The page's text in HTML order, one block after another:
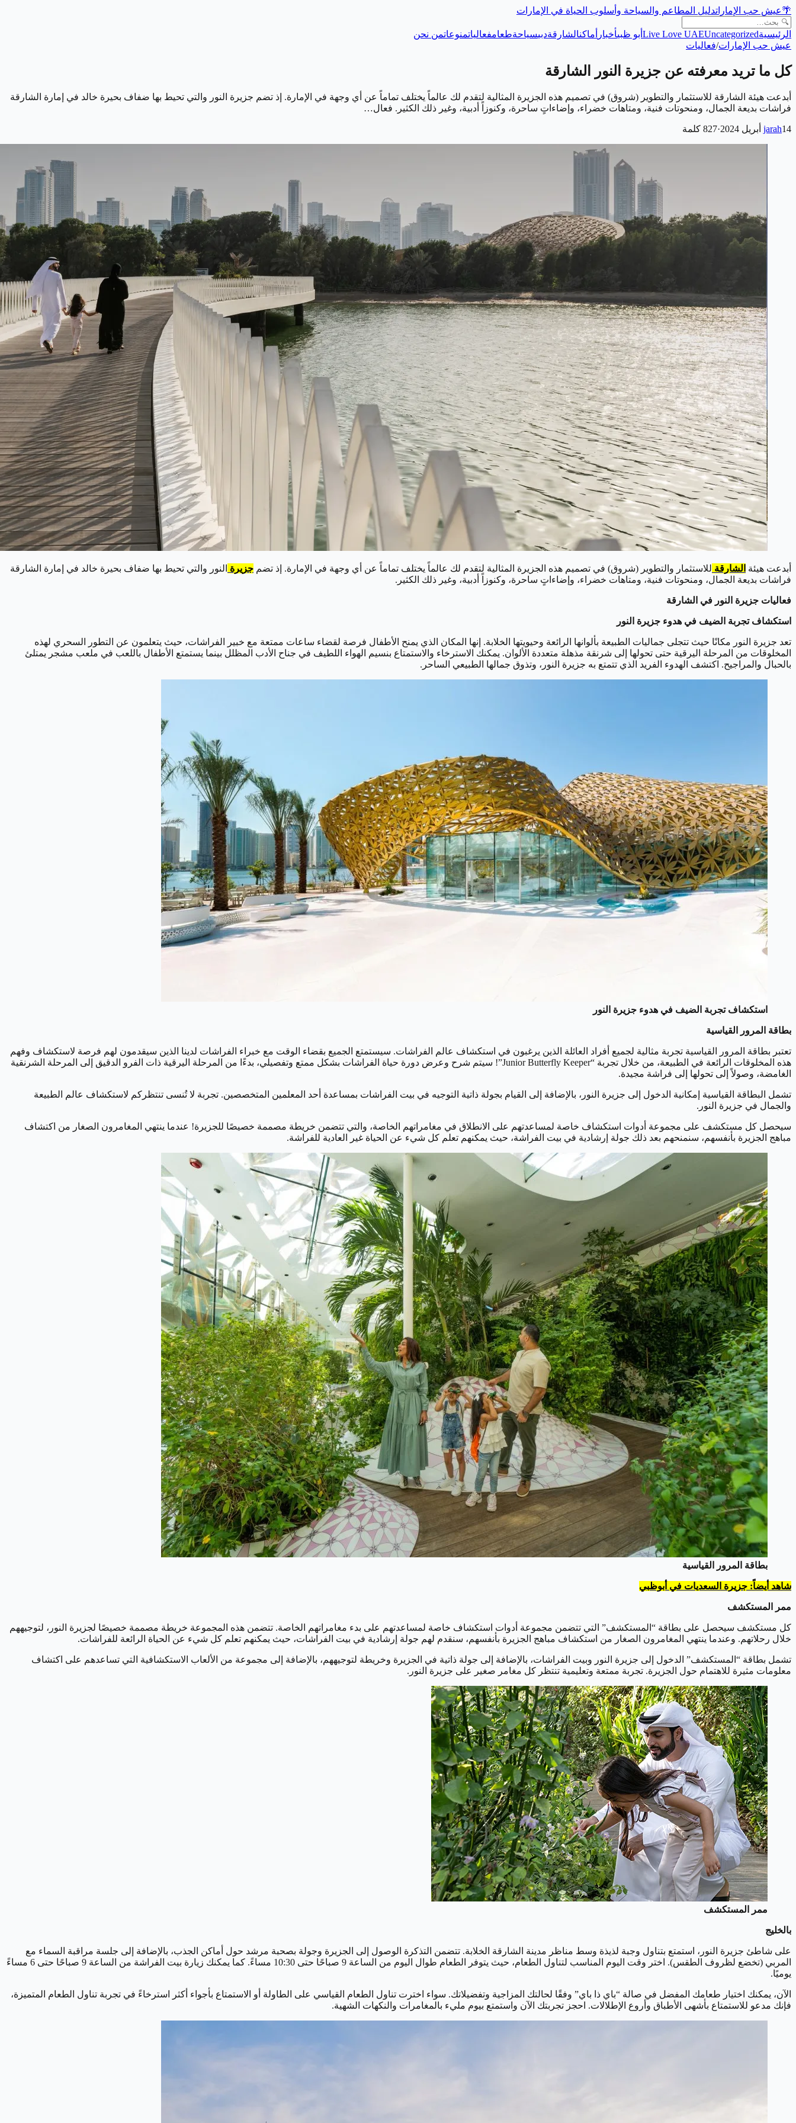
🌴عيش حب الإماراتدليل المطاعم والسياحة وأسلوب الحياة في الإمارات
الرئيسية Live Love UAEUncategorized أبو ظبيأخبار أماكنالشارقةدبيسياحةطعامفعالياتمنوعاتمن نحن
عيش حب الإمارات/فعاليات
كل ما تريد معرفته عن جزيرة النور الشارقة
أبدعت هيئة الشارقة للاستثمار والتطوير (شروق) في تصميم هذه الجزيرة المثالية لتقدم لك عالماً يختلف تماماً عن أي وجهة في الإمارة. إذ تضم جزيرة النور والتي تحيط بها ضفاف بحيرة خالد في إمارة الشارقة
فراشات بديعة الجمال، ومنحوتات فنية، ومتاهات خضراء، وإضاءاتٍ ساحرة، وكنوزاً أدبية، وغير ذلك الكثير. فعال…
jarah14 أبريل 2024 ·
827 كلمة
أبدعت هيئة الشارقة للاستثمار والتطوير (شروق) في تصميم هذه الجزيرة المثالية لتقدم لك عالماً يختلف تماماً عن أي وجهة في الإمارة. إذ تضم جزيرة النور والتي تحيط بها ضفاف بحيرة خالد في إمارة الشارقة
فراشات بديعة الجمال، ومنحوتات فنية، ومتاهات خضراء، وإضاءاتٍ ساحرة، وكنوزاً أدبية، وغير ذلك الكثير.
فعاليات جزيرة النور في الشارقة
استكشاف تجربة الضيف في هدوء جزيرة النور
تعد جزيرة النور مكانًا حيث تتجلى جماليات الطبيعة بألوانها الرائعة وحيويتها الخلابة. إنها المكان الذي يمنح الأطفال فرصة لقضاء ساعات ممتعة مع خبير الفراشات، حيث يتعلمون عن التطور السحري لهذه
المخلوقات من المرحلة اليرقية حتى تحولها إلى شرنقة مذهلة متعددة الألوان. يمكنك الاسترخاء والاستمتاع بنسيم الهواء اللطيف في جناح الأدب المظلل بينما يستمتع الأطفال باللعب في ملعب مشجر يمتلئ
بالحبال والمراجيح. اكتشف الهدوء الفريد الذي تتمتع به جزيرة النور، وتذوق جمالها الطبيعي الساحر.
استكشاف تجربة الضيف في هدوء جزيرة النور
بطاقة المرور القياسية
تعتبر بطاقة المرور القياسية تجربة مثالية لجميع أفراد العائلة الذين يرغبون في استكشاف عالم الفراشات. سيستمتع الجميع بقضاء الوقت مع خبراء الفراشات لدينا الذين سيقدمون لهم فرصة لاستكشاف وفهم
هذه المخلوقات الرائعة في الطبيعة، من خلال تجربة “Junior Butterfly Keeper”! سيتم شرح وعرض دورة حياة الفراشات بشكل ممتع وتفصيلي، بدءًا من المرحلة اليرقية ذات الفرو الدقيق إلى المرحلة الشرنقية
الغامضة، وصولاً إلى تحولها إلى فراشة مجيدة.
تشمل البطاقة القياسية إمكانية الدخول إلى جزيرة النور، بالإضافة إلى القيام بجولة ذاتية التوجيه في بيت الفراشات بمساعدة أحد المعلمين المتخصصين. تجربة لا تُنسى تنتظركم لاستكشاف عالم الطبيعة
والجمال في جزيرة النور.
سيحصل كل مستكشف على مجموعة أدوات استكشاف خاصة لمساعدتهم على الانطلاق في مغامراتهم الخاصة، والتي تتضمن خريطة مصممة خصيصًا للجزيرة! عندما ينتهي المغامرون الصغار من اكتشاف
مباهج الجزيرة بأنفسهم، سنمنحهم بعد ذلك جولة إرشادية في بيت الفراشة، حيث يمكنهم تعلم كل شيء عن الحياة غير العادية للفراشة.
بطاقة المرور القياسية
شاهد أيضاً: جزيرة السعديات في أبوظبي
ممر المستكشف
كل مستكشف سيحصل على بطاقة “المستكشف” التي تتضمن مجموعة أدوات استكشاف خاصة لمساعدتهم على بدء مغامراتهم الخاصة. تتضمن هذه المجموعة خريطة مصممة خصيصًا لجزيرة النور، لتوجيههم
خلال رحلاتهم. وعندما ينتهي المغامرون الصغار من استكشاف مباهج الجزيرة بأنفسهم، سنقدم لهم جولة إرشادية في بيت الفراشات، حيث يمكنهم تعلم كل شيء عن الحياة الرائعة للفراشات.
تشمل بطاقة “المستكشف” الدخول إلى جزيرة النور وبيت الفراشات، بالإضافة إلى جولة ذاتية في الجزيرة وخريطة لتوجيههم، بالإضافة إلى مجموعة من الألعاب الاستكشافية التي تساعدهم على اكتشاف
معلومات مثيرة للاهتمام حول الجزيرة. تجربة ممتعة وتعليمية تنتظر كل مغامر صغير على جزيرة النور.
ممر المستكشف
بالخليج
على شاطئ جزيرة النور، استمتع بتناول وجبة لذيذة وسط مناظر مدينة الشارقة الخلابة. تتضمن التذكرة الوصول إلى الجزيرة وجولة بصحبة مرشد حول أماكن الجذب، بالإضافة إلى جلسة مراقبة السماء مع
المربي (تخضع لظروف الطقس). اختر وقت اليوم المناسب لتناول الطعام، حيث يتوفر الطعام طوال اليوم من الساعة 9 صباحًا حتى 10:30 مساءً. كما يمكنك زيارة بيت الفراشة من الساعة 9 صباحًا حتى 6 مساءً
يوميًا.
الآن، يمكنك اختيار طعامك المفضل في صالة “باي ذا باي” وفقًا لحالتك المزاجية وتفضيلاتك. سواء اخترت تناول الطعام القياسي على الطاولة أو الاستمتاع بأجواء أكثر استرخاءً في تجربة تناول الطعام المتميزة،
فإنك مدعو للاستمتاع بأشهى الأطباق وأروع الإطلالات. احجز تجربتك الآن واستمتع بيوم مليء بالمغامرات والنكهات الشهية.